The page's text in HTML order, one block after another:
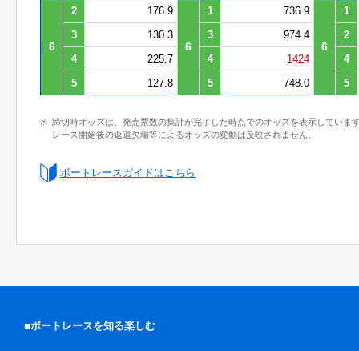
6
2 176.9
6
1 736.9
6
1
3
130.3 3 974.4
2
4
225.7 4 1424
4
5
127.8 5 748.0 5
締切時オッズは、発売票数の集計が完了した時点でのオッズを表示していま
レース開始後の返還欠場等によるオッズの変動は反映されません。
ボートレースガイドはこちら
■ボートレースを知る楽しむ